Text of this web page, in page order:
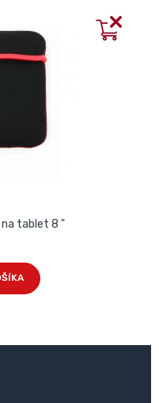
na tablet 8 "